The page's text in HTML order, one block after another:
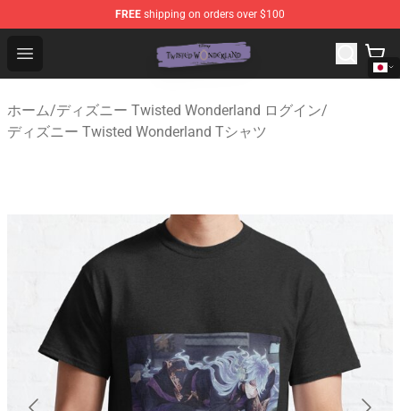
FREE shipping on orders over $100
Open menu
Twisted Wonderland Store - Official Twisted
ホーム/ディズニー Twisted Wonderland ログイン/
ディズニー Twisted Wonderland Tシャツ